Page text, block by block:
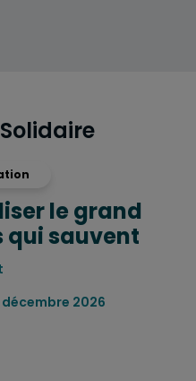
le grand
qui sauvent
décembre 2026